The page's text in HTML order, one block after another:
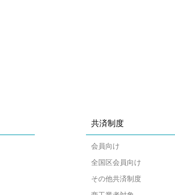
共済制度
会員向け
全国区会員向け
その他共済制度